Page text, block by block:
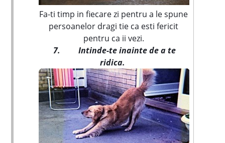
Fa-ti timp in fiecare zi pentru a le spune
persoanelor dragi tie ca esti fericit
pentru ca ii vezi.
7.
Intinde-te inainte de a te
ridica.